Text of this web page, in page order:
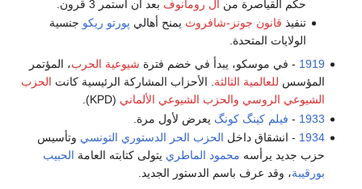
حكم القياصرة من آل رومانوف بعد ان استمر 3 قرون.
تنفيذ قانون جونز-شافروث يمنح أهالي پورتو ريكو جنسية
الولايات المتحدة.
1919 - في موسكو، يبدأ في خضم فترة شيوعية الحرب، المؤتمر
المؤسس للعالمية الثالثة. الأحزاب المشاركة الرئيسية كانت الحزب
الشيوعي الروسي والحزب الشيوعي الألماني (KPD).
1933
- فيلم كينگ كونگ يعرض لأول مرة.
1934 - انشقاق داخل الحزب الحر الدستوري التونسي وتأسيس
حزب جديد يرأسه محمود الماطري يتولى كتابته العامة الحبيب
بورقيبة، وقد عرف باسم الدستور الجديد.